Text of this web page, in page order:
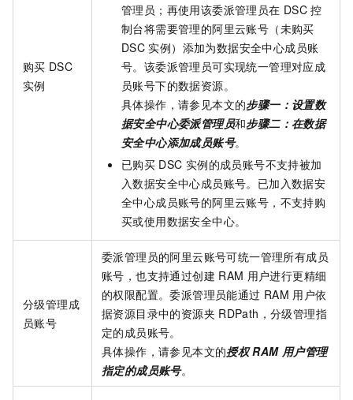
购买 DSC
实例
管理员；再使用该委派管理员在 DSC 控
制台将需要管理的阿里云账号（未购买
DSC 实例）添加为数据安全中心成员账
号。该委派管理员可实现统一管理对应成
员账号下的数据资源。
具体操作，请参见本文的步骤一：设置数
据安全中心委派管理员和步骤二：在数据
安全中心添加成员账号。
已购买 DSC 实例的成员账号不支持被加
入数据安全中心成员账号。已加入数据安
全中心成员账号的阿里云账号，不支持购
买或使用数据安全中心。
分级管理成
员账号
委派管理员的阿里云账号可统一管理所有成员
账号，也支持通过创建 RAM 用户进行更精细
的权限配置。委派管理员能通过 RAM 用户依
据资源目录中的资源夹 RDPath，分级管理指
定的成员账号。
具体操作，请参见本文的授权 RAM 用户管理
指定的成员账号。